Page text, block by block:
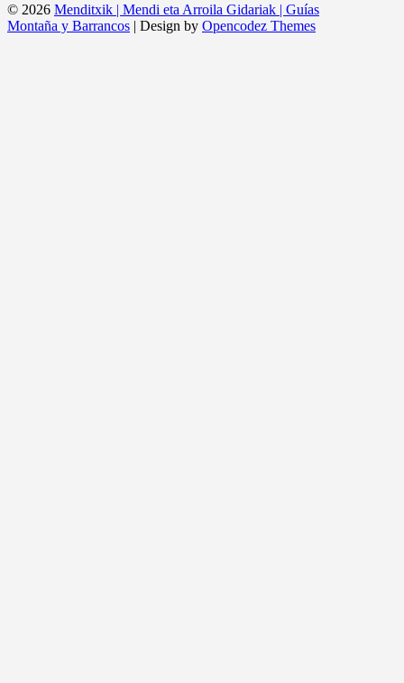
© 2026 Menditxik | Mendi eta Arroila Gidariak | Guías
Montaña y Barrancos | Design by Opencodez Themes